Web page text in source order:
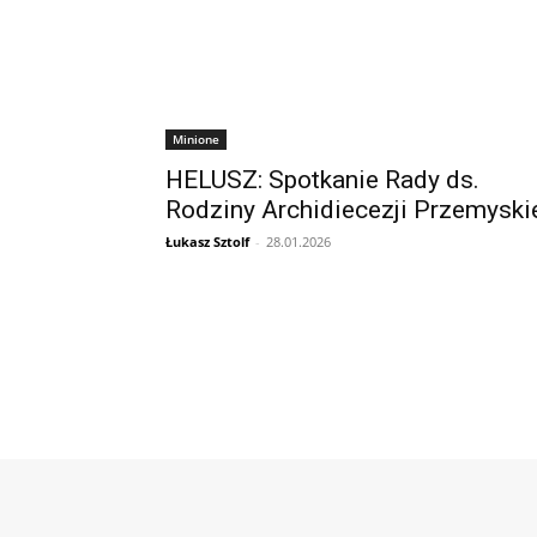
Minione
HELUSZ: Spotkanie Rady ds.
Rodziny Archidiecezji
Łukasz Sztolf - 28.01.2026